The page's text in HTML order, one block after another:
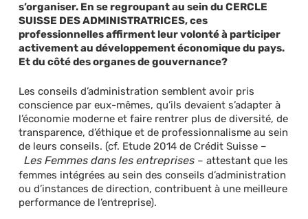
s’organiser. En se regroupant au sein du CERCLE
SUISSE DES ADMINISTRATRICES, ces
professionnelles affirment leur volonté à participer
activement au développement économique du pays.
Et du côté des organes de gouvernance?
Les conseils d’administration semblent avoir pris
conscience par eux-mêmes, qu’ils devaient s’adapter à
l’économie moderne et faire rentrer plus de diversité, de
transparence, d’éthique et de professionnalisme au sein
de leurs conseils. (cf. Etude 2014 de Crédit Suisse –
Les Femmes dans les entreprises– attestant que les
femmes intégrées au sein des conseils d’administration
ou d’instances de direction, contribuent à une meilleure
performance de l’entreprise).